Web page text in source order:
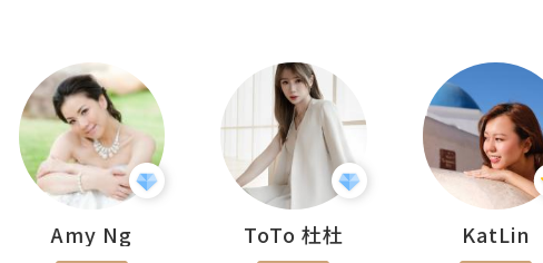
Amy Ng ToTo 杜杜 KatLin